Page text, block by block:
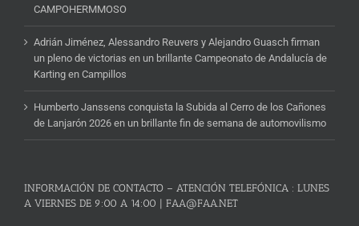
CAMPOHERMMOSO
Adrián Jiménez, Alessandro Reuvers y Alejandro Guasch firman
un pleno de victorias en un brillante Campeonato de Andalucía de
Karting en Campillos
Humberto Janssens conquista la Subida al Cerro de los Cañones
de Lanjarón 2026 en un brillante fin de semana de automovilismo
INFORMACIÓN DE CONTACTO – ATENCIÓN TELEFÓNICA : LUNES
A VIERNES DE 9:00 A 14:00 | FAA@FAA.NET